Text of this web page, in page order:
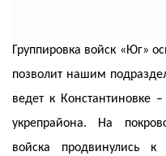
Группировка войск «Юг»
позволит нашим
ведет к Константиновке
укрепрайона. На
войска продвинулись